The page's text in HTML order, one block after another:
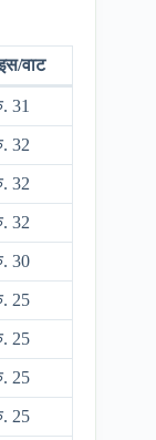
वाट
31
32
32
32
30
25
25
25
25